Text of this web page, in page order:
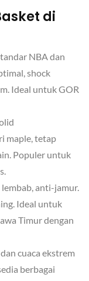
di
NBA dan
shock
Ideal untuk GOR
maple, tetap
Populer untuk
anti-jamur.
Ideal untuk
Timur dengan
cuaca ekstrem
berbagai